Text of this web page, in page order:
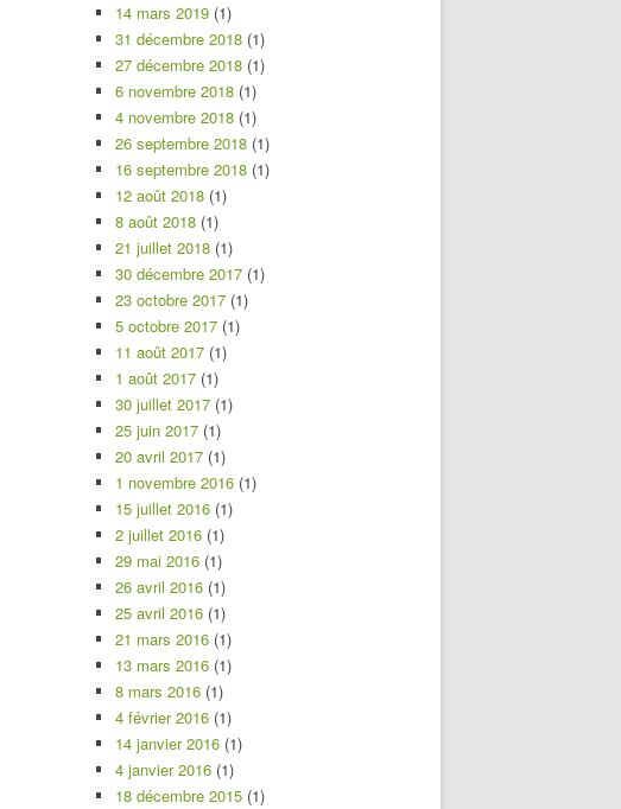
14 mars 2019 (1)
31 décembre 2018 (1)
27 décembre 2018 (1)
6 novembre 2018 (1)
4 novembre 2018 (1)
26 septembre 2018 (1)
16 septembre 2018 (1)
12 août 2018 (1)
8 août 2018 (1)
21 juillet 2018 (1)
30 décembre 2017 (1)
23 octobre 2017 (1)
5 octobre 2017 (1)
11 août 2017 (1)
1 août 2017 (1)
30 juillet 2017 (1)
25 juin 2017 (1)
20 avril 2017 (1)
1 novembre 2016 (1)
15 juillet 2016 (1)
2 juillet 2016 (1)
29 mai 2016 (1)
26 avril 2016 (1)
25 avril 2016 (1)
21 mars 2016 (1)
13 mars 2016 (1)
8 mars 2016 (1)
4 février 2016 (1)
14 janvier 2016 (1)
4 janvier 2016 (1)
18 décembre 2015 (1)